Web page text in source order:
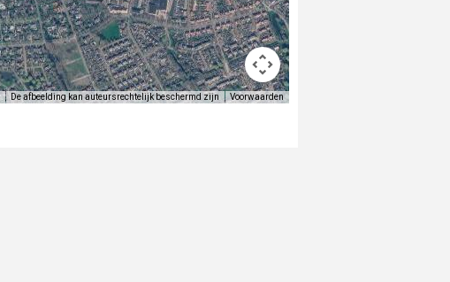
De afbeelding kan auteursrechtelijk beschermd zijn Voorwaarden